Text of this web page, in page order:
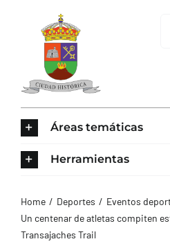
contenido
AYUNTAMIENTO
Áreas temáticas
Herramientas
Home Deportes
Eventos
Un centenar de atletas compiten
Transajaches Trail